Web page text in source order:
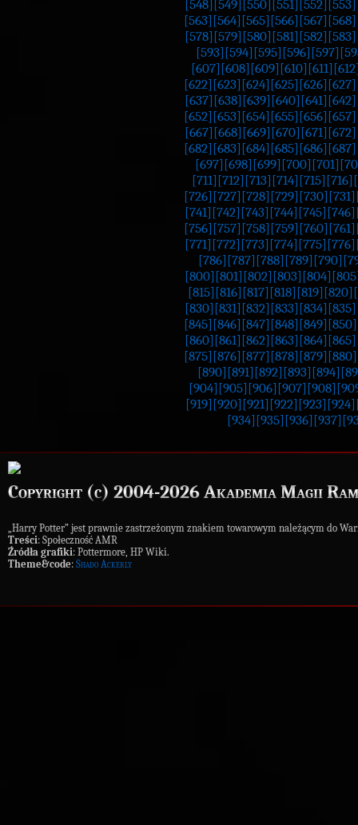
[548] [549] [550] [551] [552] [553]
[563] [564] [565] [566] [567] [568]
[578] [579] [580] [581] [582] [583]
[593] [594] [595] [596] [597]
[607] [608] [609] [610] [611]
[622] [623] [624] [625] [626] [627]
[637] [638] [639] [640] [641] [642]
[652] [653] [654] [655] [656] [657]
[667] [668] [669] [670] [671] [672]
[682] [683] [684] [685] [686] [687]
[697] [698] [699] [700] [701]
[711] [712] [713] [714] [715] [716]
[726] [727] [728] [729] [730] [731]
[741] [742] [743] [744] [745] [746]
[756] [757] [758] [759] [760] [761]
[771] [772] [773] [774] [775] [776]
[786] [787] [788] [789] [790]
[800] [801] [802] [803] [804]
[815] [816] [817] [818] [819] [820]
[830] [831] [832] [833] [834] [835]
[845] [846] [847] [848] [849] [850]
[860] [861] [862] [863] [864] [865]
[875] [876] [877] [878] [879] [880]
[890] [891] [892] [893] [894]
[904] [905] [906] [907] [908]
[919] [920] [921] [922] [923] [924]
[934] [935] [936] [937]
Copyright (c) 2004-2026 Akademia Magii
„Harry Potter” jest prawnie zastrzeżonym znakiem towarowym należącym do
Treści: Społeczność AMR
Źródła grafiki: Pottermore, HP Wiki.
Theme&code: Shado Ackerly